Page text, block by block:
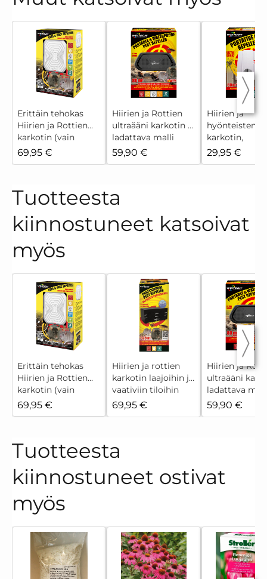
Erittäin tehokas
Hiirien ja Rottien
karkotin (vain
asumattomiin
tiloihin)
69,95 €
Hiirien ja Rottien
ultraääni karkotin -
ladattava malli
59,90 €
Hiirien ja
hyönteisten
karkotin,
29,95 €
Tuotteesta
kiinnostuneet katsoivat
myös
Erittäin tehokas
Hiirien ja Rottien
karkotin (vain
asumattomiin
tiloihin)
69,95 €
Hiirien ja rottien
karkotin laajoihin ja
vaativiin tiloihin
(sisätiloihin)
69,95 €
Hiirien ja
ultraääni
ladattava
59,90 €
Tuotteesta
kiinnostuneet ostivat
myös